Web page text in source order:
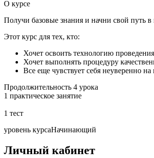
О курсе
Получи базовые знания и начни свой путь
Этот курс для тех, кто:
Хочет освоить технологию
Хочет выполнять процедуру
Все еще чувствует себя неуверенно на
Продолжительность 4 урока
1 практическое занятие
1 тест
уровень курсаНачинающий
Личный кабинет